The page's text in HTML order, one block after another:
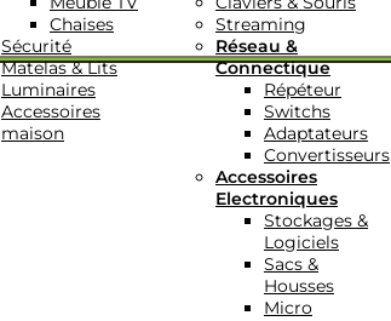
Chaises
Sécurité
Matelas & Lits
Luminaires
Accessoires
maison
Streaming
Réseau &
Connectique
Répéteur
Switchs
Adaptateurs
Convertisseurs
Accessoires
Electroniques
Stockages &
Logiciels
Sacs &
Housses
Micro